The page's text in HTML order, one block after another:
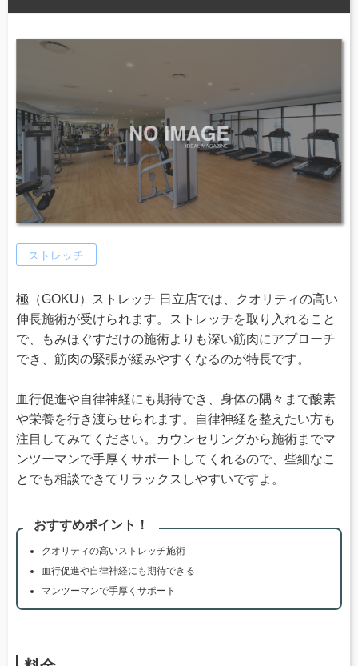
ストレッチ
極（GOKU）ストレッチ 日立店では、クオリティの高い
伸長施術が受けられます。ストレッチを取り入れること
で、もみほぐすだけの施術よりも深い筋肉にアプローチ
でき、筋肉の緊張が緩みやすくなるのが特長です。
血行促進や自律神経にも期待でき、身体の隅々まで酸素
や栄養を行き渡らせられます。自律神経を整えたい方も
注目してみてください。カウンセリングから施術までマ
ンツーマンで手厚くサポートしてくれるので、些細なこ
とでも相談できてリラックスしやすいですよ。
おすすめポイント！
クオリティの高いストレッチ施術
血行促進や自律神経にも期待できる
マンツーマンで手厚くサポート